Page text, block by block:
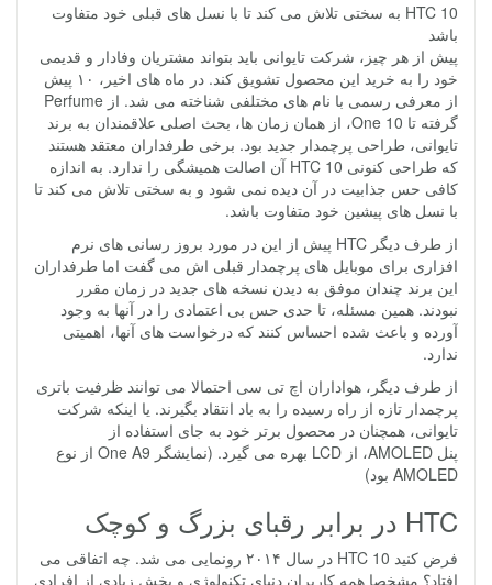
HTC 10 به سختی تلاش می کند تا با نسل های قبلی خود متفاوت
باشد
پیش از هر چیز، شرکت تایوانی باید بتواند مشتریان وفادار و قدیمی
خود را به خرید این محصول تشویق کند. در ماه های اخیر، ۱۰ پیش
از معرفی رسمی با نام های مختلفی شناخته می شد. از Perfume
گرفته تا One 10، از همان زمان ها، بحث اصلی علاقمندان به برند
تایوانی، طراحی پرچمدار جدید بود. برخی طرفداران معتقد هستند
که طراحی کنونی HTC 10 آن اصالت همیشگی را ندارد. به اندازه
کافی حس جذابیت در آن دیده نمی شود و به سختی تلاش می کند تا
با نسل های پیشین خود متفاوت باشد.
از طرف دیگر HTC پیش از این در مورد بروز رسانی های نرم
افزاری برای موبایل های پرچمدار قبلی اش می گفت اما طرفداران
این برند چندان موفق به دیدن نسخه های جدید در زمان مقرر
نبودند. همین مسئله، تا حدی حس بی اعتمادی را در آنها به وجود
آورده و باعث شده احساس کنند که درخواست های آنها، اهمیتی
ندارد.
از طرف دیگر، هواداران اچ تی سی احتمالا می توانند ظرفیت باتری
پرچمدار تازه از راه رسیده را به باد انتقاد بگیرند. یا اینکه شرکت
تایوانی، همچنان در محصول برتر خود به جای استفاده از
پنل AMOLED، از LCD بهره می گیرد. (نمایشگر One A9 از نوع
AMOLED بود)
HTC در برابر رقبای بزرگ و کوچک
فرض کنید HTC 10 در سال ۲۰۱۴ رونمایی می شد. چه اتفاقی می
افتاد؟ مشخصا همه کاربران دنیای تکنولوژی و بخش زیادی از افرادی